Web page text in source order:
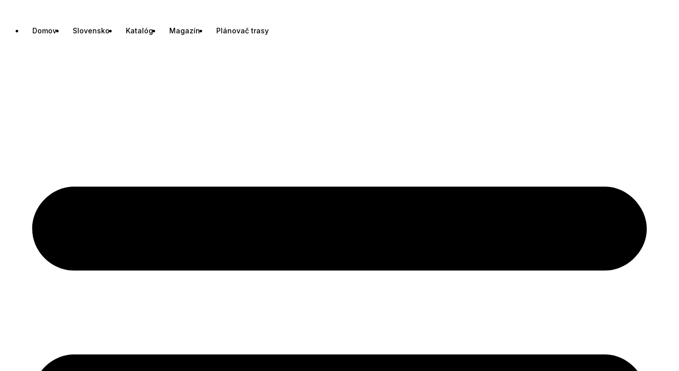
Domov Slovensko Katalóg Magazín Plánovač trasy